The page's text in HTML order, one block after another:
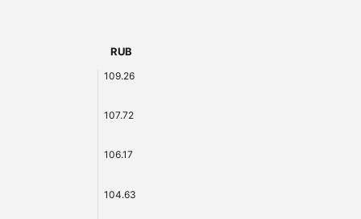
RUB
109.26
107.72
106.17
104.63